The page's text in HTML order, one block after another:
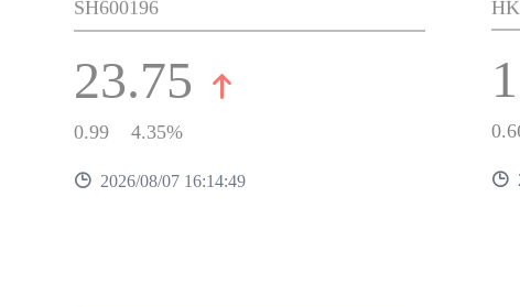
23.75
0.99 4.35%
2026/08/07 16:14:49